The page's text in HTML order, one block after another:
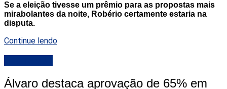
Se a eleição tivesse um prêmio para as propostas mais
mirabolantes da noite, Robério certamente estaria na
disputa.
Continue lendo
Álvaro destaca aprovação de 65% em